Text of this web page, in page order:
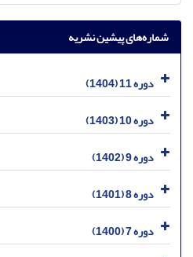
شماره‌های پیشین نشریه
دوره 11 (1404)
دوره 10 (1403)
دوره 9 (1402)
دوره 8 (1401)
دوره 7 (1400)